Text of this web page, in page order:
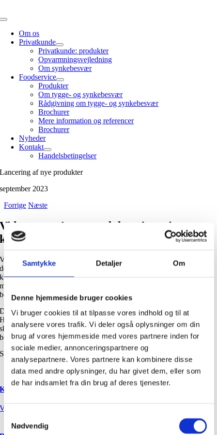
Samtykke Detaljer Om
Denne hjemmeside bruger cookies
Vi bruger cookies til at tilpasse vores indhold og til at
analysere vores trafik. Vi deler også oplysninger om din
brug af vores hjemmeside med vores partnere inden for
sociale medier, annonceringspartnere og
analysepartnere. Vores partnere kan kombinere disse
data med andre oplysninger, du har givet dem, eller som
de har indsamlet fra din brug af deres tjenester.
Nødvendig
to
Toggle
NavigationOm os
Privatkunde
Privatkunde: produkter
Opvarmningsvejledning
Om synkebesvær
Foodservice
Produkter
Om tygge- og synkebesvær
Rådgivning om tygge- og synkebesvær
Brochurer
Mere information og referencer
Brochurer
Nyheder
Kontakt
Handelsbetingelser
Lancering af nye produkter
september 2023
Forrige Næste
Vi lancerer 4 nye produkter i gratin-
konsistens!
Vi udvider vores Foodservice-sortiment med blomkål som tilbehør til
de klassiske retter, friske fiske-deller, velsmagende krebinetter og den
klassiske medister. Vores nye produkter giver mere valgfrihed og
mulighed for at sammensætte retter med forskelligt tilbehør til dine
beboere, patienter eller gæster med dysfagi.
Du kan bestille vores produkter gennem vores samarbejdspartnere.
Hvis produkterne endnu ikke er at finde i grossistens varesortiment, så
skal du blot bede din konsulent om at få lagt varen ind eller få den
bestilt hjem.
Se vores Foodservice-sortiment her:
Kuller, smørstegt
Vis indkøbskurv